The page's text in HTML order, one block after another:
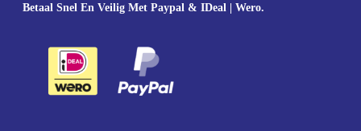
Betaal Snel En Veilig Met Paypal & IDeal | Wero.